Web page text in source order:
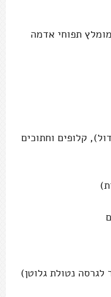
(מומלץ תפוחי אדמה
קלופים וחתוכים
נטולת גלוטן)